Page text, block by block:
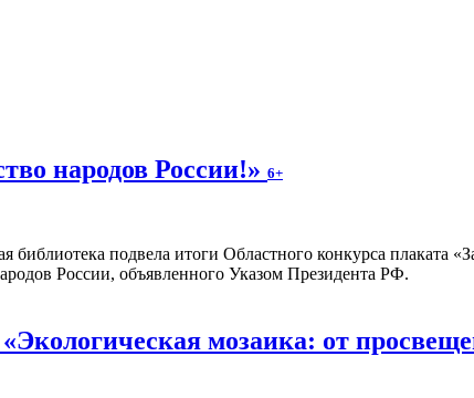
народов России!» 6+
библиотека подвела итоги Областного конкурса плаката
России, объявленного Указом Президента РФ.
мозаика: от